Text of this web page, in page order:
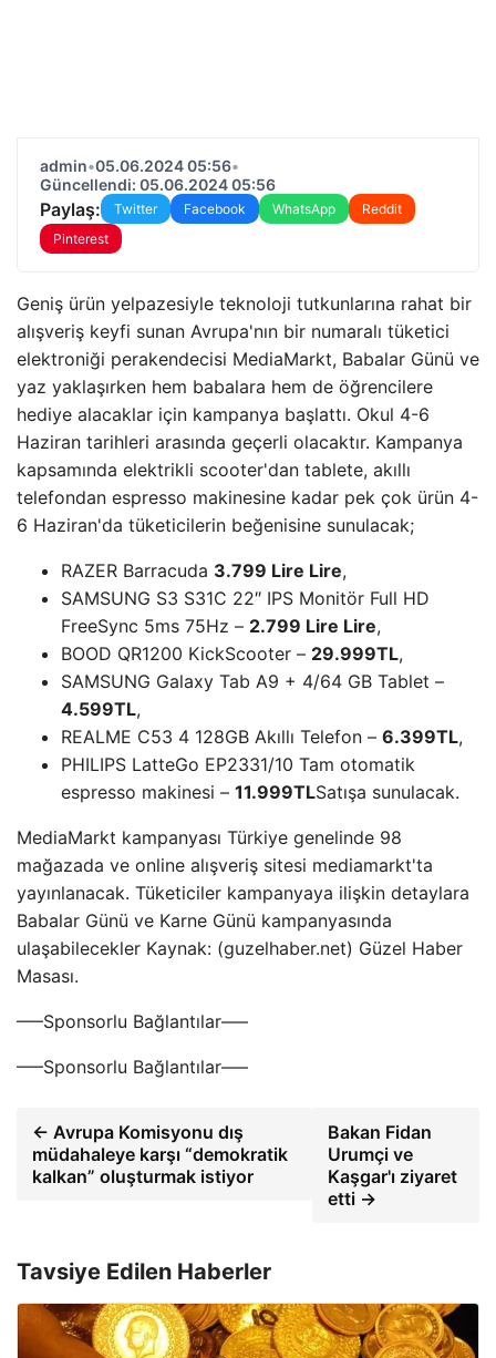
admin•05.06.2024 05:56•
Güncellendi: 05.06.2024 05:56
Paylaş: Twitter Facebook WhatsApp
Reddit
Pinterest
Geniş ürün yelpazesiyle teknoloji tutkunlarına rahat bir
alışveriş keyfi sunan Avrupa'nın bir numaralı tüketici
elektroniği perakendecisi MediaMarkt, Babalar Günü ve
yaz yaklaşırken hem babalara hem de öğrencilere
hediye alacaklar için kampanya başlattı. Okul 4-6
Haziran tarihleri ​​arasında geçerli olacaktır. Kampanya
kapsamında elektrikli scooter'dan tablete, akıllı
telefondan espresso makinesine kadar pek çok ürün 4-
6 Haziran'da tüketicilerin beğenisine sunulacak;
RAZER Barracuda 3.799 Lire Lire,
SAMSUNG S3 S31C 22″ IPS Monitör Full HD
FreeSync 5ms 75Hz – 2.799 Lire Lire,
BOOD QR1200 KickScooter – 29.999TL,
SAMSUNG Galaxy Tab A9 + 4/64 GB Tablet –
4.599TL,
REALME C53 4 128GB Akıllı Telefon – 6.399TL,
PHILIPS LatteGo EP2331/10 Tam otomatik
espresso makinesi – 11.999TLSatışa sunulacak.
MediaMarkt kampanyası Türkiye genelinde 98
mağazada ve online alışveriş sitesi mediamarkt'ta
yayınlanacak. Tüketiciler kampanyaya ilişkin detaylara
Babalar Günü ve Karne Günü kampanyasında
ulaşabilecekler Kaynak: (guzelhaber.net) Güzel Haber
Masası.
—–Sponsorlu Bağlantılar—–
—–Sponsorlu Bağlantılar—–
← Avrupa Komisyonu dış
müdahaleye karşı “demokratik
kalkan” oluşturmak istiyor
Bakan Fidan
Urumçi ve
Kaşgar'ı ziyaret
etti →
Tavsiye Edilen Haberler